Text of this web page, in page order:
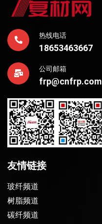
热线电话
18653463667
公司邮箱
frp@cnfrp.com
友情链接
玻纤频道
树脂频道
碳纤频道